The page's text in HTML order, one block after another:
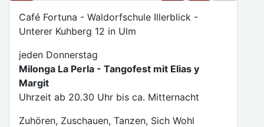
Café Fortuna - Waldorfschule Illerblick -
Unterer Kuhberg 12 in Ulm
jeden Donnerstag
Milonga La Perla - Tangofest mit Elias y
Margit
Uhrzeit ab 20.30 Uhr bis ca. Mitternacht
Zuhören, Zuschauen, Tanzen, Sich Wohl